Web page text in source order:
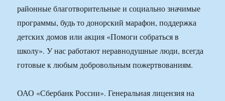
районные благотворительные и социально значимые
программы, будь то донорский марафон, поддержка
детских домов или акция «Помоги собраться в
школу». У нас работают неравнодушные люди, всегда
готовые к любым добровольным пожертвованиям.
ОАО «Сбербанк России». Генеральная лицензия на